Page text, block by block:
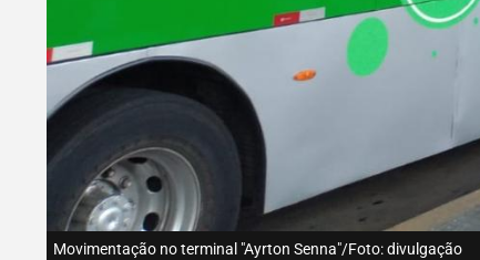
Movimentação no terminal "Ayrton Senna"/Foto: divulgação